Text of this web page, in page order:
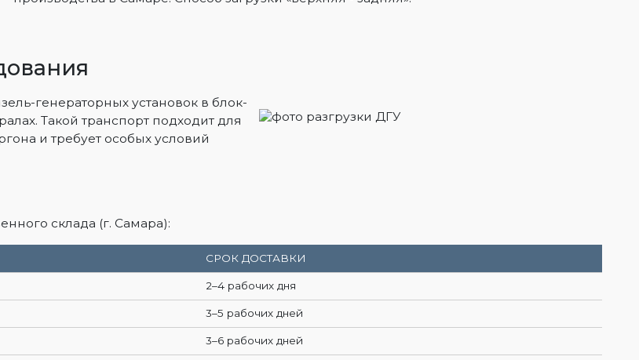
генераторных установок в блок-
Такой транспорт подходит для
и требует особых условий
склада (г. Самара):
СРОК ДОСТАВКИ
2–4 рабочих дня
3–5 рабочих дней
3–6 рабочих дней